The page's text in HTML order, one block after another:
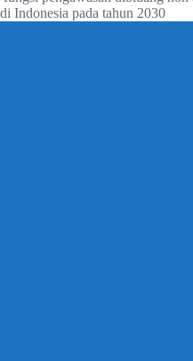
Indonesia pada tahun 2030